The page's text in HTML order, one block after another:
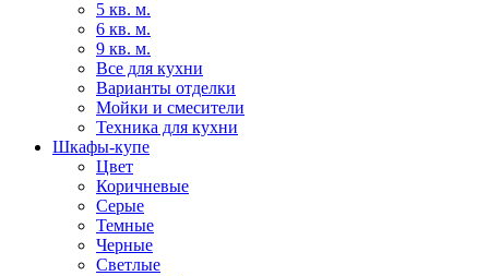
5 кв. м.
6 кв. м.
9 кв. м.
Все для кухни
Варианты отделки
Мойки и смесители
Техника для кухни
Шкафы-купе
Цвет
Коричневые
Серые
Темные
Черные
Светлые